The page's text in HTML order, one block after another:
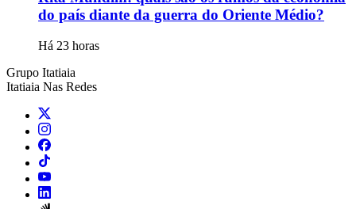
do país diante da guerra do Oriente Médio?
Há 23 horas
Grupo Itatiaia
Itatiaia Nas Redes